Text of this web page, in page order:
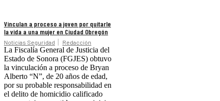
Vinculan a proceso a joven por quitarle
la vida a una mujer en Ciudad Obregón
Noticias Seguridad Redacción
La Fiscalía General de Justicia del
Estado de Sonora (FGJES) obtuvo
la vinculación a proceso de Bryan
Alberto “N”, de 20 años de edad,
por su probable responsabilidad en
el delito de homicidio calificado